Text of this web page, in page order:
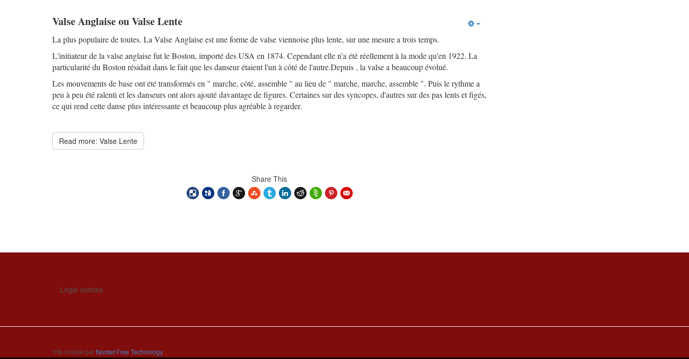
Valse Anglaise ou Valse Lente
La plus populaire de toutes. La Valse Anglaise est une forme de valse viennoise plus lente, sur une mesure a trois temps.
L'initiateur de la valse anglaise fut le Boston, importé des USA en 1874. Cependant elle n'a été réellement à la mode qu'en 1922. La
particularité du Boston résidait dans le fait que les danseur étaient l'un à côté de l'autre.Depuis , la valse a beaucoup évolué.
Les mouvements de base ont été transformés en " marche, côté, assemble " au lieu de " marche, marche, assemble ". Puis le rythme a
peu à peu été ralenti et les danseurs ont alors ajouté davantage de figures. Certaines sur des syncopes, d'autres sur des pas lents et figés,
ce qui rend cette danse plus intéressante et beaucoup plus agréable à regarder.
Read more: Valse Lente
Share This
Legal notices
Site réalisé par Nordet Free Technology.